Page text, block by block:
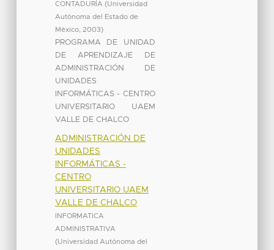
CONTADURÍA (Universidad
Autónoma del Estado de
México, 2003)
PROGRAMA DE UNIDAD
DE APRENDIZAJE DE
ADMINISTRACIÓN DE
UNIDADES
INFORMÁTICAS - CENTRO
UNIVERSITARIO UAEM
VALLE DE CHALCO
ADMINISTRACIÓN DE
UNIDADES
INFORMÁTICAS -
CENTRO
UNIVERSITARIO UAEM
VALLE DE CHALCO
INFORMATICA
ADMINISTRATIVA
(Universidad Autónoma del